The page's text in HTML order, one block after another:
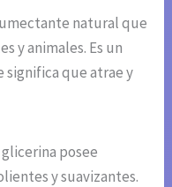
natural que
y animales. Es un
que atrae y
posee
y suavizantes.